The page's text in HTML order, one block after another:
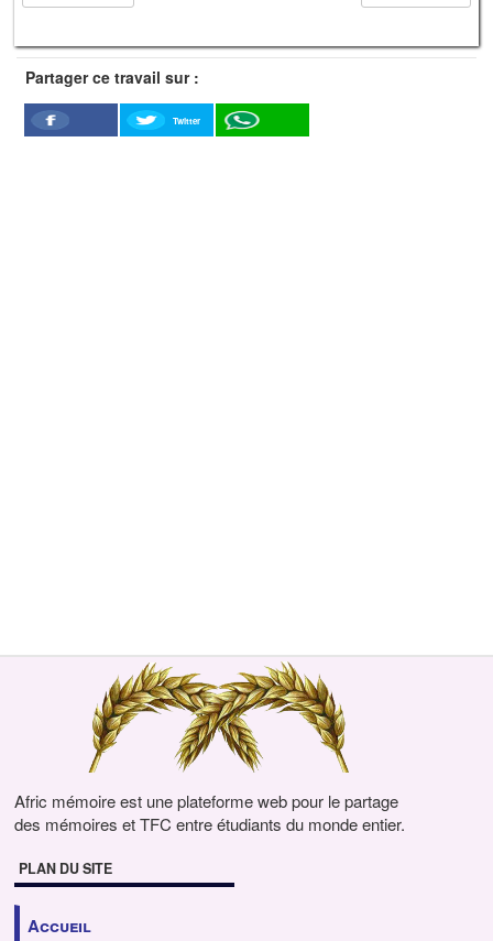
Partager ce travail sur :
Facebook
Twitter
Afric mémoire est une plateforme web pour le partage
des mémoires et TFC entre étudiants du monde entier.
PLAN DU SITE
Accueil